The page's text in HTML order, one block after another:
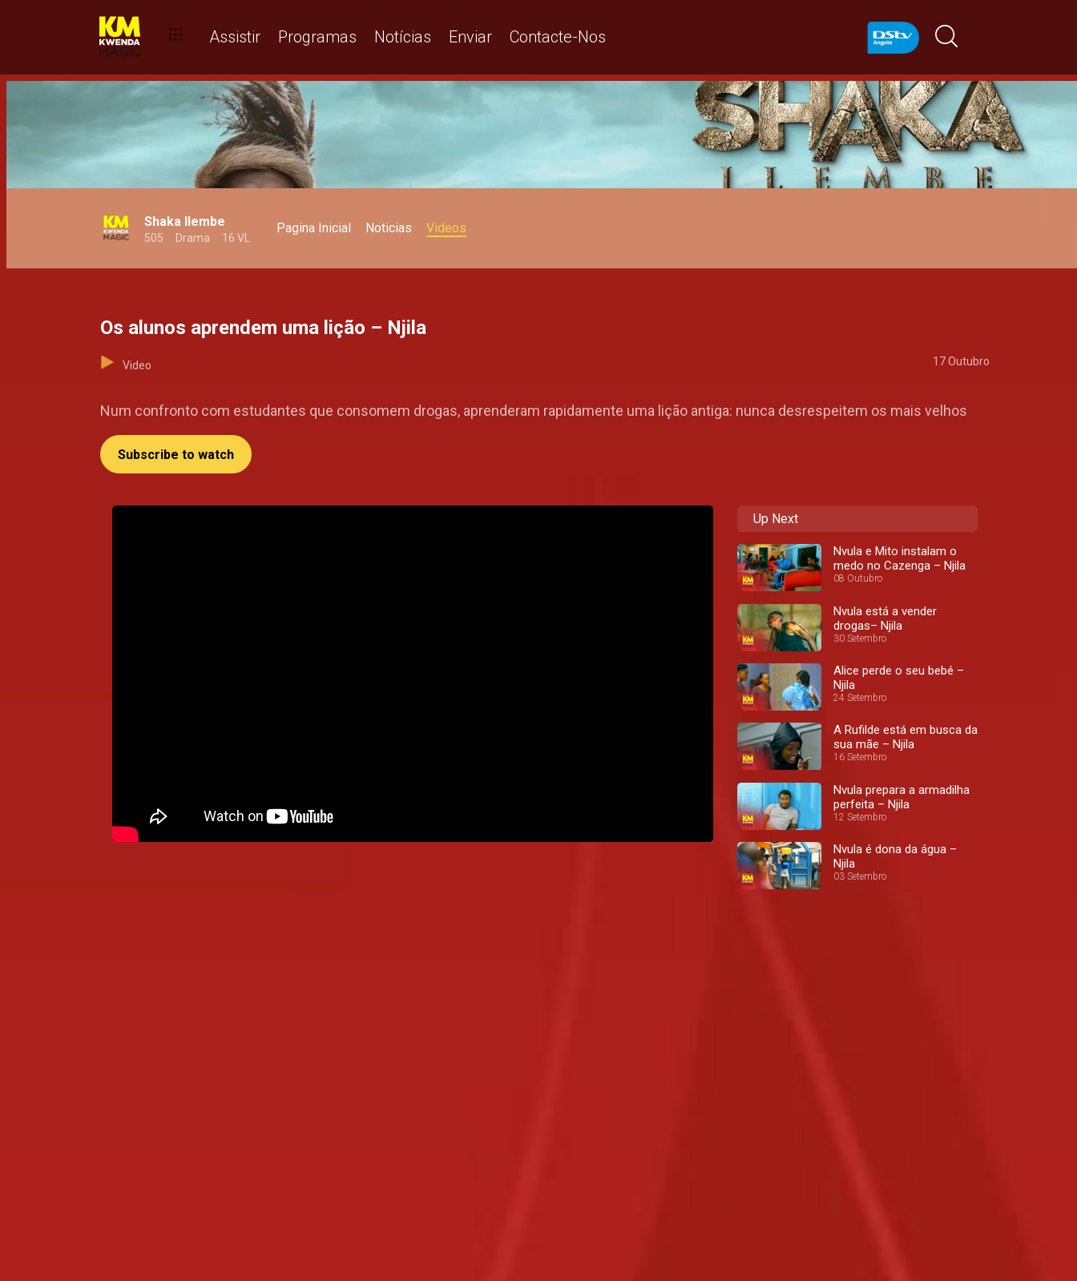
Assistir Programas Notícias Enviar Contacte-Nos
Shaka Ilembe
505 Drama 16 VL
Pagina Inicial Noticias Videos
Os alunos aprendem uma lição – Njila
Video 17 Outubro
Num confronto com estudantes que consomem drogas, aprenderam rapidamente uma lição antiga: nunca desrespeitem os mais velhos
Subscribe to watch
Up Next
Nvula e Mito instalam o
medo no Cazenga – Njila
08 Outubro
Nvula está a vender
drogas– Njila
30 Setembro
Alice perde o seu bebé –
Njila
24 Setembro
A Rufilde está em busca da
sua mãe – Njila
16 Setembro
Nvula prepara a armadilha
perfeita – Njila
12 Setembro
Nvula é dona da água –
Njila
03 Setembro